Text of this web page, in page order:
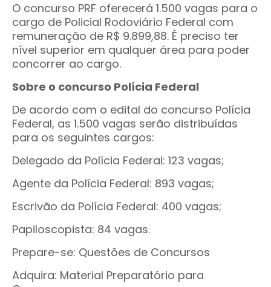
O concurso PRF oferecerá 1.500 vagas para o
cargo de Policial Rodoviário Federal com
remuneração de R$ 9.899,88. É preciso ter
nível superior em qualquer área para poder
concorrer ao cargo.
Sobre o concurso Polícia Federal
De acordo com o edital do concurso Polícia
Federal, as 1.500 vagas serão distribuídas
para os seguintes cargos:
Delegado da Polícia Federal: 123 vagas;
Agente da Polícia Federal: 893 vagas;
Escrivão da Polícia Federal: 400 vagas;
Papiloscopista: 84 vagas.
Prepare-se: Questões de Concursos
Adquira: Material Preparatório para